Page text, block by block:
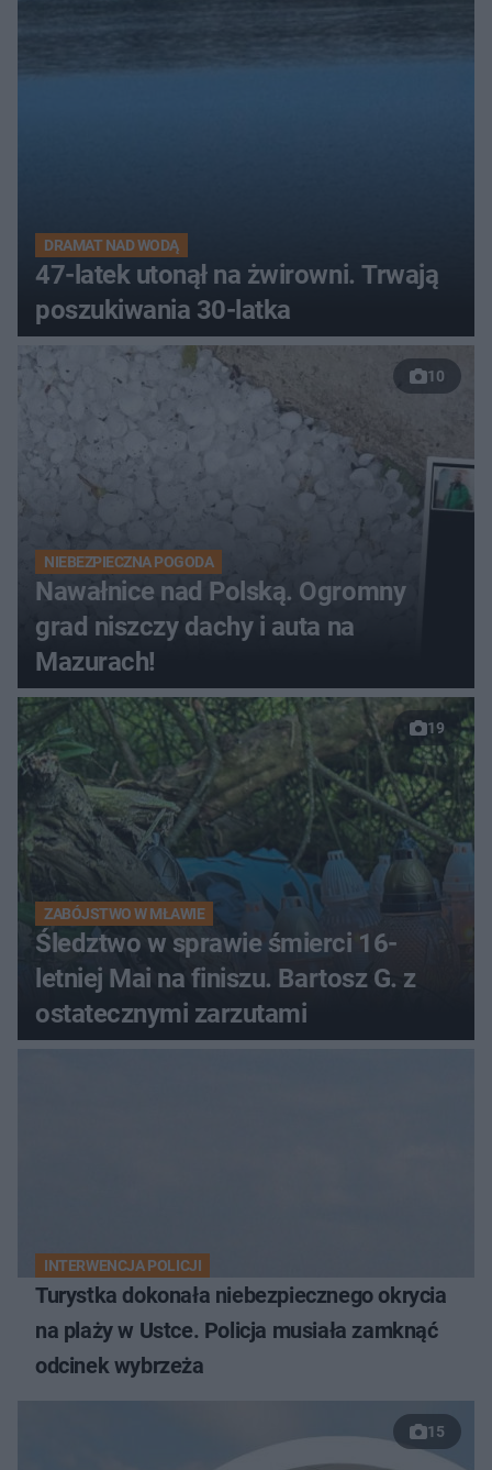
DRAMAT NAD WODĄ
47-latek utonął na żwirowni. Trwają
poszukiwania 30-latka
10
NIEBEZPIECZNA POGODA
Nawałnice nad Polską. Ogromny
grad niszczy dachy i auta na
Mazurach!
19
ZABÓJSTWO W MŁAWIE
Śledztwo w sprawie śmierci 16-
letniej Mai na finiszu. Bartosz G. z
ostatecznymi zarzutami
INTERWENCJA POLICJI
Turystka dokonała niebezpiecznego okrycia
na plaży w Ustce. Policja musiała zamknąć
odcinek wybrzeża
15